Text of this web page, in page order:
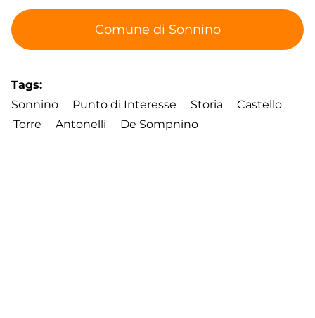
Comune di Sonnino
Tags
Sonnino
Punto di Interesse Storia
Castello
Torre
Antonelli De Sompnino